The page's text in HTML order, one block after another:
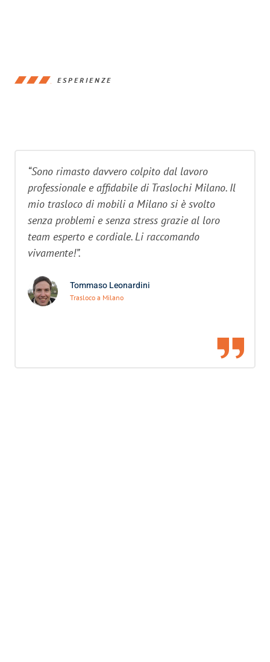
ESPERIENZE
“Sono rimasto davvero colpito dal lavoro
professionale e affidabile di Traslochi Milano. Il
mio trasloco di mobili a Milano si è svolto
senza problemi e senza stress grazie al loro
team esperto e cordiale. Li raccomando
vivamente!”.
Tommaso Leonardini
Trasloco a Milano